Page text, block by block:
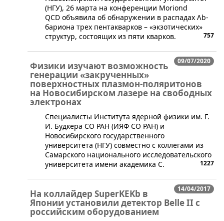
(НГУ), 26 марта на конференции Moriond
QCD объявила об обнаружении в распадах Λb-
бариона трех пентакварков – «экзотических»
структур, состоящих из пяти кварков.
757
09/07/2020
Физики изучают возможность
генерации «закрученных»
поверхностных плазмон-поляритонов
на Новосибирском лазере на свободных
электронах
​​Специалисты Института ядерной физики им. Г.
И. Будкера СО РАН (ИЯФ СО РАН) и
Новосибирского государственного
университета (НГУ) совместно с коллегами из
Самарского национального исследовательского
университета имени академика С.
1227
14/04/2017
На коллайдер SuperKEKb в
Японии установили детектор Belle II с
российским оборудованием